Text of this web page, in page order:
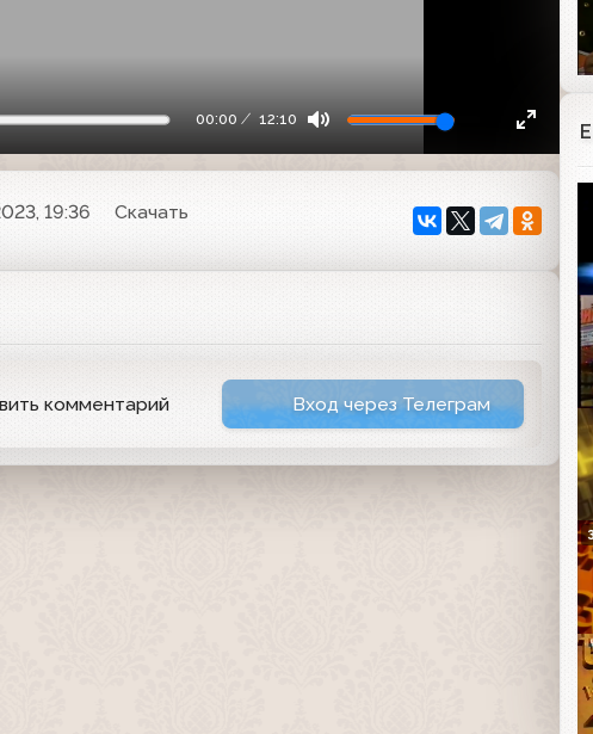
00:00 12:10
19:36
Скачать
комментарий Вход через Телеграм